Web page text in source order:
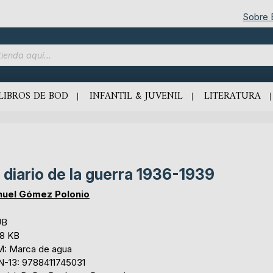
Sobre
DE BOD INFANTIL & JUVENIL LITERATURA
diario de la guerra 1936-1939
Gómez Polonio
KB
Marca de agua
13: 9788411745031